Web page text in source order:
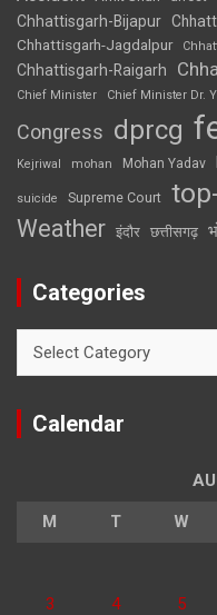
Chhattisgarh-Bijapur
Chhattisgarh-Jagdalpur
Chhattisgarh-Raigarh
Chief Minister
Chief Minister Dr.
Congress dprcg
Kejriwal mohan Mohan Yadav
suicide Supreme Court
Weather इंदौर छत्तीसगढ़
Categories
Calendar
M T W
3 4 5